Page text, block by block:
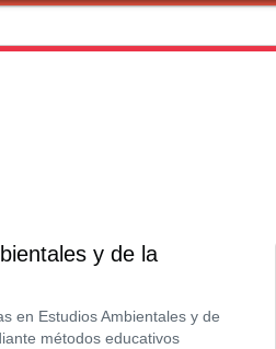
y de la
en Estudios Ambientales y de
métodos educativos